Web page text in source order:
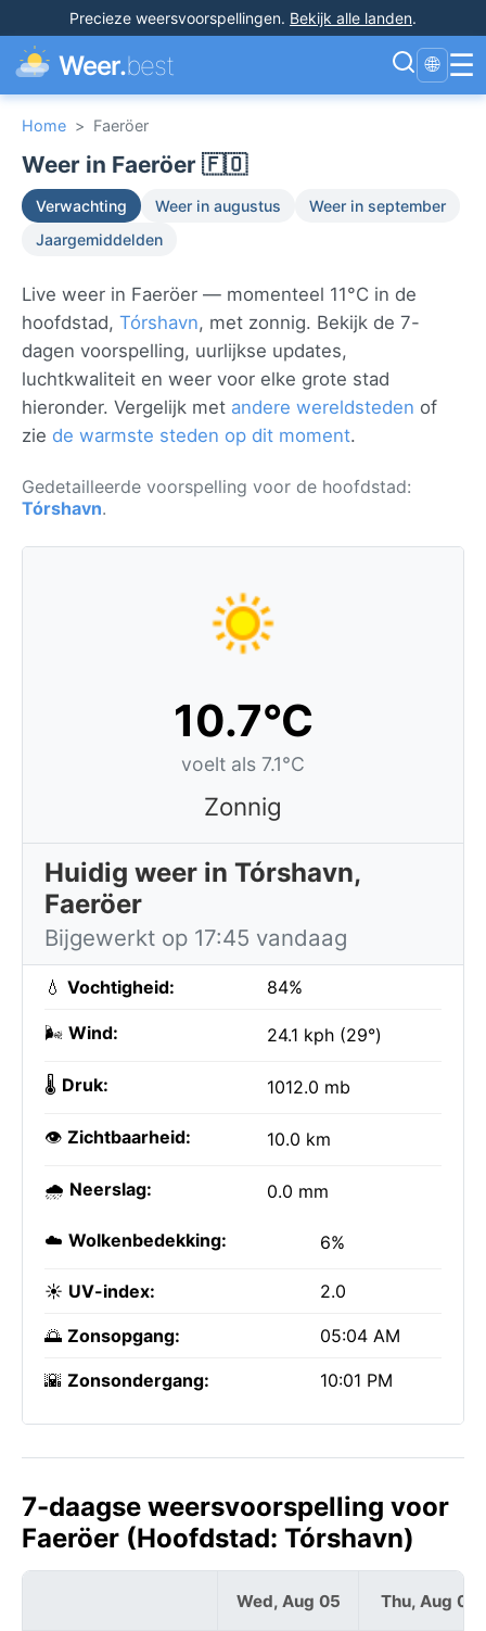
Precieze weersvoorspellingen. Bekijk alle landen.
Weer.best 🌐 ☰
Home > Faeröer
Weer in Faeröer 🇫🇴
Verwachting Weer in augustus
Weer in september
Jaargemiddelden
Live weer in Faeröer — momenteel 11°C in de
hoofdstad, Tórshavn, met zonnig. Bekijk de 7-
dagen voorspelling, uurlijkse updates,
luchtkwaliteit en weer voor elke grote stad
hieronder. Vergelijk met andere wereldsteden of
zie de warmste steden op dit moment.
Gedetailleerde voorspelling voor de hoofdstad:
Tórshavn.
10.7°C
voelt als 7.1°C
Zonnig
Huidig weer in Tórshavn,
Faeröer
Bijgewerkt op 17:45 vandaag
💧 Vochtigheid: 84%
🌬️ Wind: 24.1 kph (29°)
🌡️ Druk: 1012.0 mb
👁️ Zichtbaarheid: 10.0 km
🌧️ Neerslag: 0.0 mm
☁️ Wolkenbedekking: 6%
☀️ UV-index: 2.0
🌅 Zonsopgang: 05:04 AM
🌇 Zonsondergang: 10:01 PM
7-daagse weersvoorspelling voor
Faeröer (Hoofdstad: Tórshavn)
Wed, Aug 05 Thu, Aug 06